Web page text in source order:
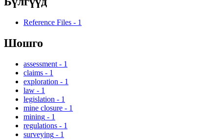
Reference Files - 1
Шошго
assessment - 1
claims - 1
exploration - 1
law - 1
legislation - 1
mine closure - 1
mining - 1
regulations - 1
surveying - 1